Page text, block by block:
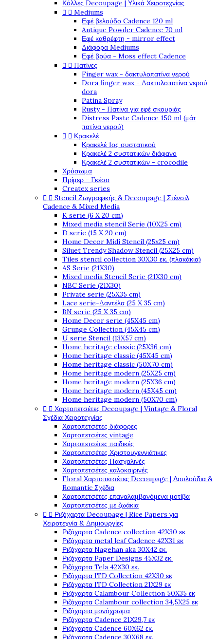
Κόλλες Decoupage | Υλικά Χειροτεχνίας
  Mediums
Εφέ βελούδο Cadence 120 ml
Antique Powder Cadence 70 ml
Εφέ καθρέφτη - mirror effect
Διάφορα Mediums
Εφέ βρύα - Moss effect Cadence
  Πατίνες
Finger wax - δακτυλοπατίνα νερού
Dora finger wax - Δακτυλοπατίνα νερού
dora
Patina Spray
Rusty - Πατίνα για εφέ σκουριάς
Distress Paste Cadence 150 ml (μάτ
πατίνα νερού)
  Κρακελέ
Κρακελέ 1ος συστατικού
Κρακελέ 2 συστατικών διάφανο
Κρακελέ 2 συστατικών - crocodile
Χρύσωμα
Πρίμερ - Γκέσο
Createx series
  Stencil Ζωγραφικής & Decoupage | Στένσιλ
Cadence & Mixed Media
K serie (6 X 20 cm)
Mixed media stencil Serie (10X25 cm)
D serie (15 X 20 cm)
Home Decor Midi Stencil (25x25 cm)
Siluet Trendy Shadow Stencil (25X25 cm)
Tiles stencil collection 30X30 εκ. (πλακάκια)
AS Serie (21X30)
Mixed media Stencil Serie (21X30 cm)
NBC Serie (21X30)
Private serie (25X35 cm)
Lace serie-Δαντέλα (25 X 35 cm)
BN serie (25 X 35 cm)
Home Decor serie (45X45 cm)
Grunge Collection (45X45 cm)
U serie Stencil (13X57 cm)
Home heritage classic (25X36 cm)
Home heritage classic (45X45 cm)
Home heritage classic (50X70 cm)
Home heritage modern (25X25 cm)
Home heritage modern (25X36 cm)
Home heritage modern (45X45 cm)
Home heritage modern (50X70 cm)
  Χαρτοπετσέτες Decoupage | Vintage & Floral
Σχέδια Χειροτεχνίας
Χαρτοπετσέτες διάφορες
Χαρτοπετσέτες vintage
Χαρτοπετσέτες παιδικές
Χαρτοπετσέτες Χριστουγεννιάτικες
Χαρτοπετσέτες Πασχαλινές
Χαρτοπετσέτες καλοκαιρινές
Floral Χαρτοπετσέτες Decoupage | Λουλούδια &
Romantic Σχέδια
Χαρτοπετσέτες επαναλαμβανόμενα μοτίβα
Χαρτοπετσέτες με ζωάκια
  Ριζόχαρτα Decoupage | Rice Papers για
Χειροτεχνία & Δημιουργίες
Ριζόχαρτα Cadence collection 42X30 εκ
Ριζόχαρτα metal leaf Cadence 42X31 εκ
Ριζόχαρτα Nagehan aka 30X42 εκ.
Ριζόχαρτα Paper Designs 45X32 εκ.
Ριζόχαρτα Tela 42Χ30 εκ.
Ριζόχαρτα ITD Collection 42X30 εκ
Ριζόχαρτα ITD Collection 21X29 εκ
Ριζόχαρτα Calambour Collection 50X35 εκ
Ριζόχαρτα Calambour collection 34,5X25 εκ
Ριζόχαρτα μονόχρωμα
Ριζόχαρτα Cadence 21Χ29,7 εκ
Ριζόχαρτα Cadence 60X62 εκ.
Ριζόχαρτα Cadence 30X68 εκ.